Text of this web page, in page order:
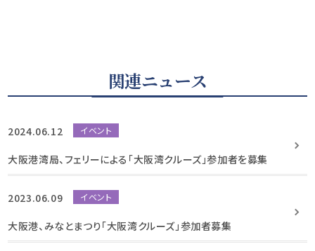
関連ニュース
2024.06.12 イベント
大阪港湾局、フェリーによる「大阪湾クルーズ」参加者を募集
2023.06.09 イベント
大阪港、みなとまつり「大阪湾クルーズ」参加者募集